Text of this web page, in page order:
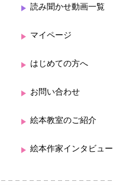
読み聞かせ動画一覧
マイページ
はじめての方へ
お問い合わせ
絵本教室のご紹介
絵本作家インタビュー